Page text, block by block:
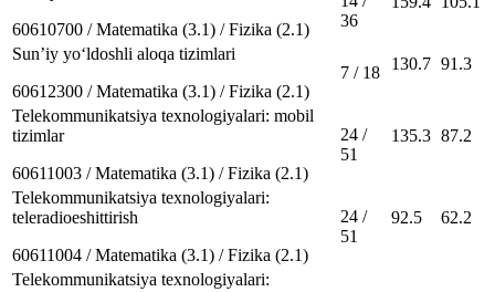
60610700 / Matematika (3.1) / Fizika (2.1)
36
Sunʼiy yo‘ldoshli aloqa tizimlari
60612300 / Matematika (3.1) / Fizika (2.1)
7 / 18 130.7 91.3
Telekommunikatsiya texnologiyalari: mobil
tizimlar
60611003 / Matematika (3.1) / Fizika (2.1)
24 /
51
135.3 87.2
Telekommunikatsiya texnologiyalari:
teleradioeshittirish
60611004 / Matematika (3.1) / Fizika (2.1)
24 /
51
92.5 62.2
Telekommunikatsiya texnologiyalari: